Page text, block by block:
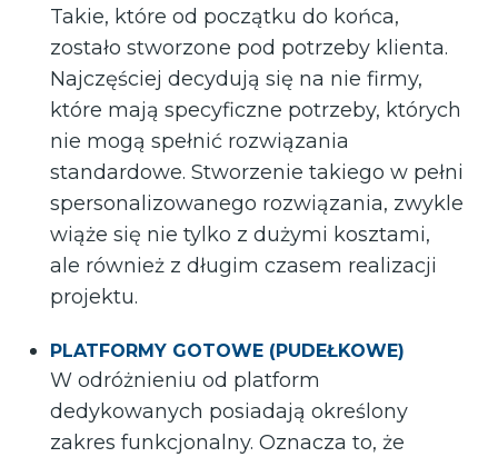
Takie, które od początku do końca,
zostało stworzone pod potrzeby klienta.
Najczęściej decydują się na nie firmy,
które mają specyficzne potrzeby, których
nie mogą spełnić rozwiązania
standardowe. Stworzenie takiego w pełni
spersonalizowanego rozwiązania, zwykle
wiąże się nie tylko z dużymi kosztami,
ale również z długim czasem realizacji
projektu.
PLATFORMY GOTOWE (PUDEŁKOWE)
W odróżnieniu od platform
dedykowanych posiadają określony
zakres funkcjonalny. Oznacza to, że